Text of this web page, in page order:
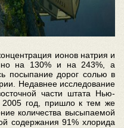
ионов натрия и
на 130% и на 243%, а
посыпание дорог солью в
Недавнее исследование
части штата Нью-
год, пришло к тем же
количества высыпаемой
содержания 91% хлорида